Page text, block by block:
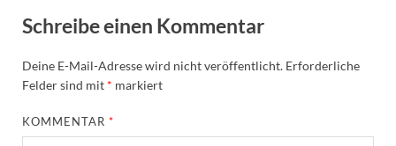
Schreibe einen Kommentar
Deine E-Mail-Adresse wird nicht veröffentlicht. Erforderliche
Felder sind mit * markiert
KOMMENTAR*